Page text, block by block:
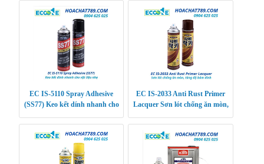
EC IS-5110 Spray Adhesive
(SS77) Keo kết dính nhanh cho
EC IS-2033 Anti Rust Primer
Lacquer Sơn lót chống ăn mòn,